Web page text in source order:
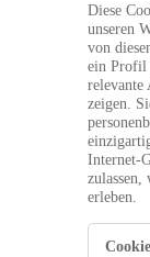
Diese
unseren
von
ein Profil
relevante
zeigen.
Internet-
zulassen,
erleben.
Cookies
für